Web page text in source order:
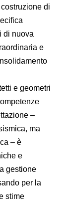
di
di nuova
e
e geometri
–
ma
– è
e
gestione
per la
stime